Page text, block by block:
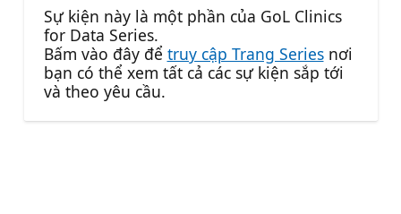
Sự kiện này là một phần của GoL Clinics
for Data Series.
Bấm vào đây để truy cập Trang Seriesnơi
bạn có thể xem tất cả các sự kiện sắp tới
và theo yêu cầu.